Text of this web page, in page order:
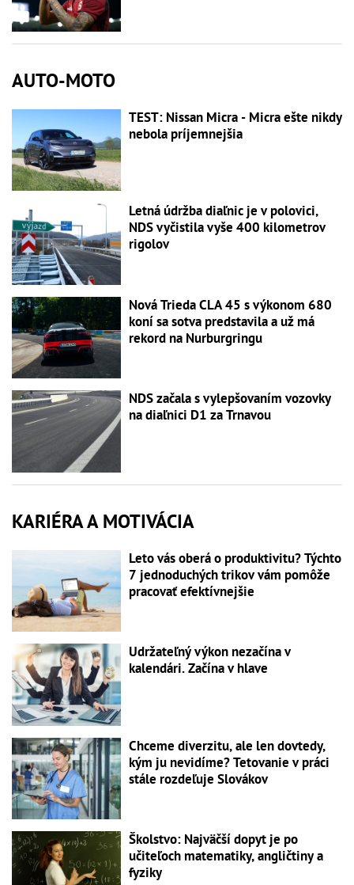
AUTO-MOTO
TEST: Nissan Micra - Micra ešte nikdy
nebola príjemnejšia
Letná údržba diaľnic je v polovici,
NDS vyčistila vyše 400 kilometrov
rigolov
Nová Trieda CLA 45 s výkonom 680
koní sa sotva predstavila a už má
rekord na Nurburgringu
NDS začala s vylepšovaním vozovky
na diaľnici D1 za Trnavou
KARIÉRA A MOTIVÁCIA
Leto vás oberá o produktivitu? Týchto
7 jednoduchých trikov vám pomôže
pracovať efektívnejšie
Udržateľný výkon nezačína v
kalendári. Začína v hlave
Chceme diverzitu, ale len dovtedy,
kým ju nevidíme? Tetovanie v práci
stále rozdeľuje Slovákov
Školstvo: Najväčší dopyt je po
učiteľoch matematiky, angličtiny a
fyziky